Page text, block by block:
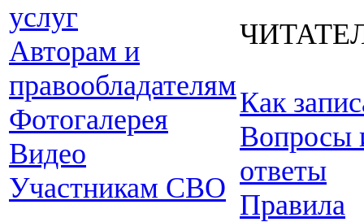
услуг
Авторам и
правообладателям
Фотогалерея
Видео
Участникам СВО
Как
Вопросы
ответы
Правила